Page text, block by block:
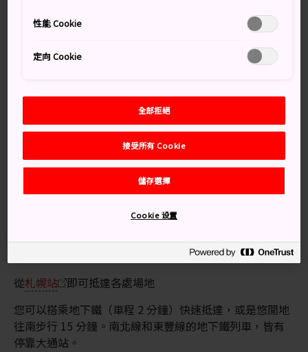
季活動同時舉行：十二月的札幌慕尼黑聖誕節集市和二月
被色彩繽紛燈光環繞的標誌性札幌景點
適合拍攝紀念照的特別拍照地點
販售熱飲和點心的攤販，讓您全身暖和
交通方式
從札幌站 即可抵達各處場地
您可以搭乘地下鐵（車程 2 分鐘）快速抵達，或是悠閒地
往南步行 15 分鐘。南北線和東豐線的地下鐵列車，皆有
停靠大通站。
性能 Cookie
定向 Cookie
全部拒絕
接受所有 Cookie
儲存選擇
Cookie 设置